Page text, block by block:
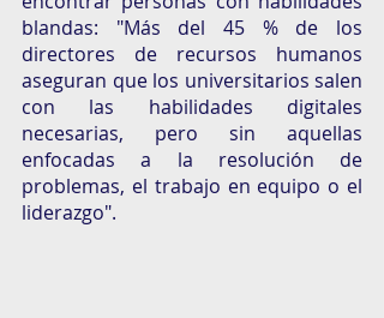
blandas: "Más del 45 % de los
directores de recursos humanos
aseguran que los universitarios salen
con las habilidades digitales
necesarias, pero sin aquellas
enfocadas a la resolución de
problemas, el trabajo en equipo o el
liderazgo".